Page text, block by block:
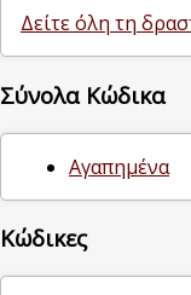
Δείτε όλη τη
Σύνολα Κώδικα
Αγαπημένα
Κώδικες